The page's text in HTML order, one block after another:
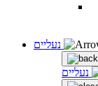
נעליים